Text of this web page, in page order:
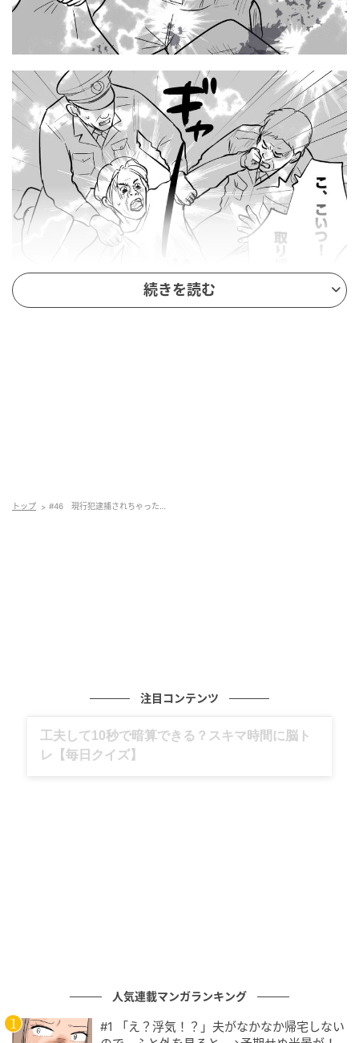
続きを読む
トップ #46 現行犯逮捕されちゃった…
注目コンテンツ
グルメ、ギャグ、子育て、旅行記……全部、読
めます。
人気連載マンガランキング
#1 「え？浮気！？」夫がなかなか帰宅しない